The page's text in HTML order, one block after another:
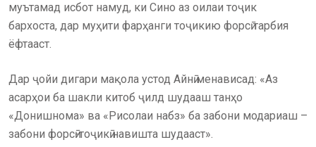
муътамад исбот намуд, ки Сино аз оилаи тоҷик
бархоста, дар муҳити фарҳанги тоҷикию форсӣ тарбия
ёфтааст.
Дар ҷойи дигари мақола устод Айнӣ менависад: «Аз
асарҳои ба шакли китоб ҷилд шудааш танҳо
«Донишнома» ва «Рисолаи набз» ба забони модариаш –
забони форсӣ-тоҷикӣ навишта шудааст».